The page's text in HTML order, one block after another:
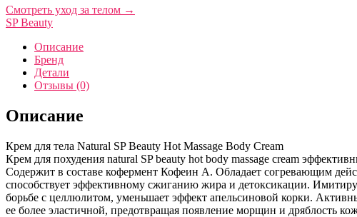
Смотреть уход за телом →
SP Beauty
Описание
Бренд
Детали
Отзывы (0)
Описание
Крем для тела Natural SP Beauty Hot Massage Body Cream
Крем для похудения natural SP beauty hot body massage cream
Содержит в составе кофермент Кофеин А. Обладает согревающим
способствует эффективному сжиганию жира и детоксикации.
борьбе с целлюлитом, уменьшает эффект апельсиновой корки.
ее более эластичной, предотвращая появление морщин и дряблость